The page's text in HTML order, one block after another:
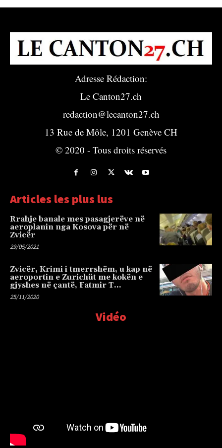
Adresse Rédaction:
Le Canton27.ch
redaction@lecanton27.ch
13 Rue de Môle, 1201 Genève CH
© 2020 - Tous droits réservés
Articles les plus lus
Rrahje banale mes pasagjerëve në
aeroplanin nga Kosova për në
Zvicër
29/05/2021
Zvicër, Krimi i tmerrshëm, u kap në
aeroportin e Zurichüt me kokën e
gjyshes në çantë, Fatmir T…
25/11/2020
Vidéo